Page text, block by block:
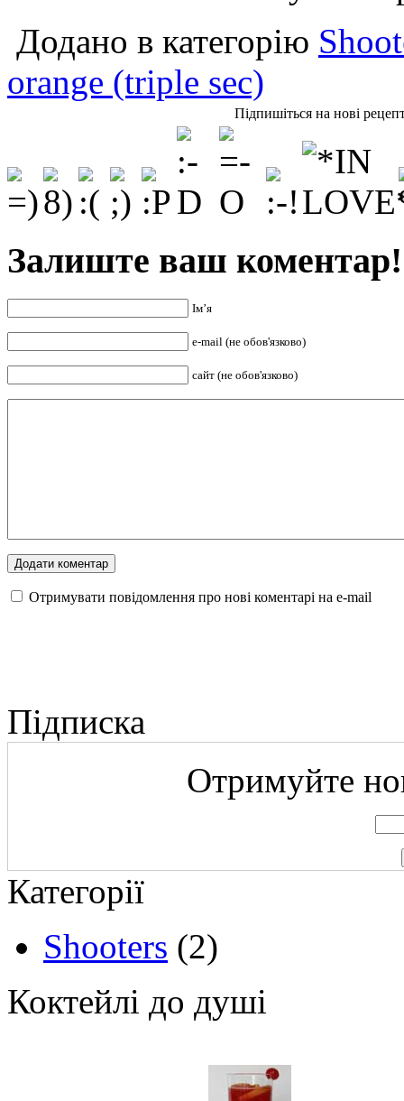
Додано в категорію
orange (triple sec)
Підпишіться на нові
Залиште ваш коментар!
Ім’я
e-mail (не обов'язково)
сайт (не обов'язково)
Отримувати повідомлення про нові коментарі на е-mail
Підписка
Отримуйте
Категорії
Shooters (2)
Коктейлі до душі